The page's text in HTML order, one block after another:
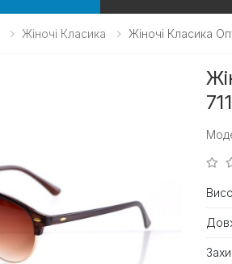
Жіночі Класика Жіночі Класика